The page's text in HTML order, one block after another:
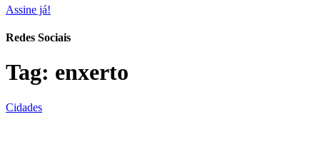
Assine já!
Redes Sociais
Tag: enxerto
Cidades